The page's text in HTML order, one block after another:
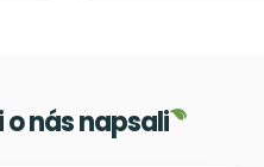
nás napsali